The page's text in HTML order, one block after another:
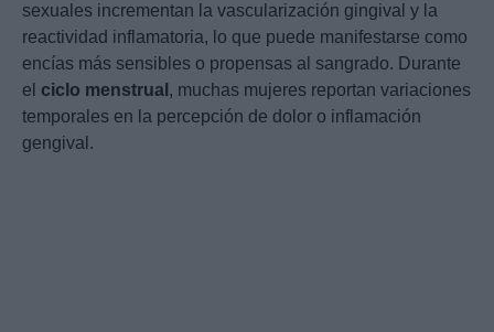
sexuales incrementan la vascularización gingival y la
reactividad inflamatoria, lo que puede manifestarse como
encías más sensibles o propensas al sangrado. Durante
el ciclo menstrual , muchas mujeres reportan variaciones
temporales en la percepción de dolor o inflamación
gengival.